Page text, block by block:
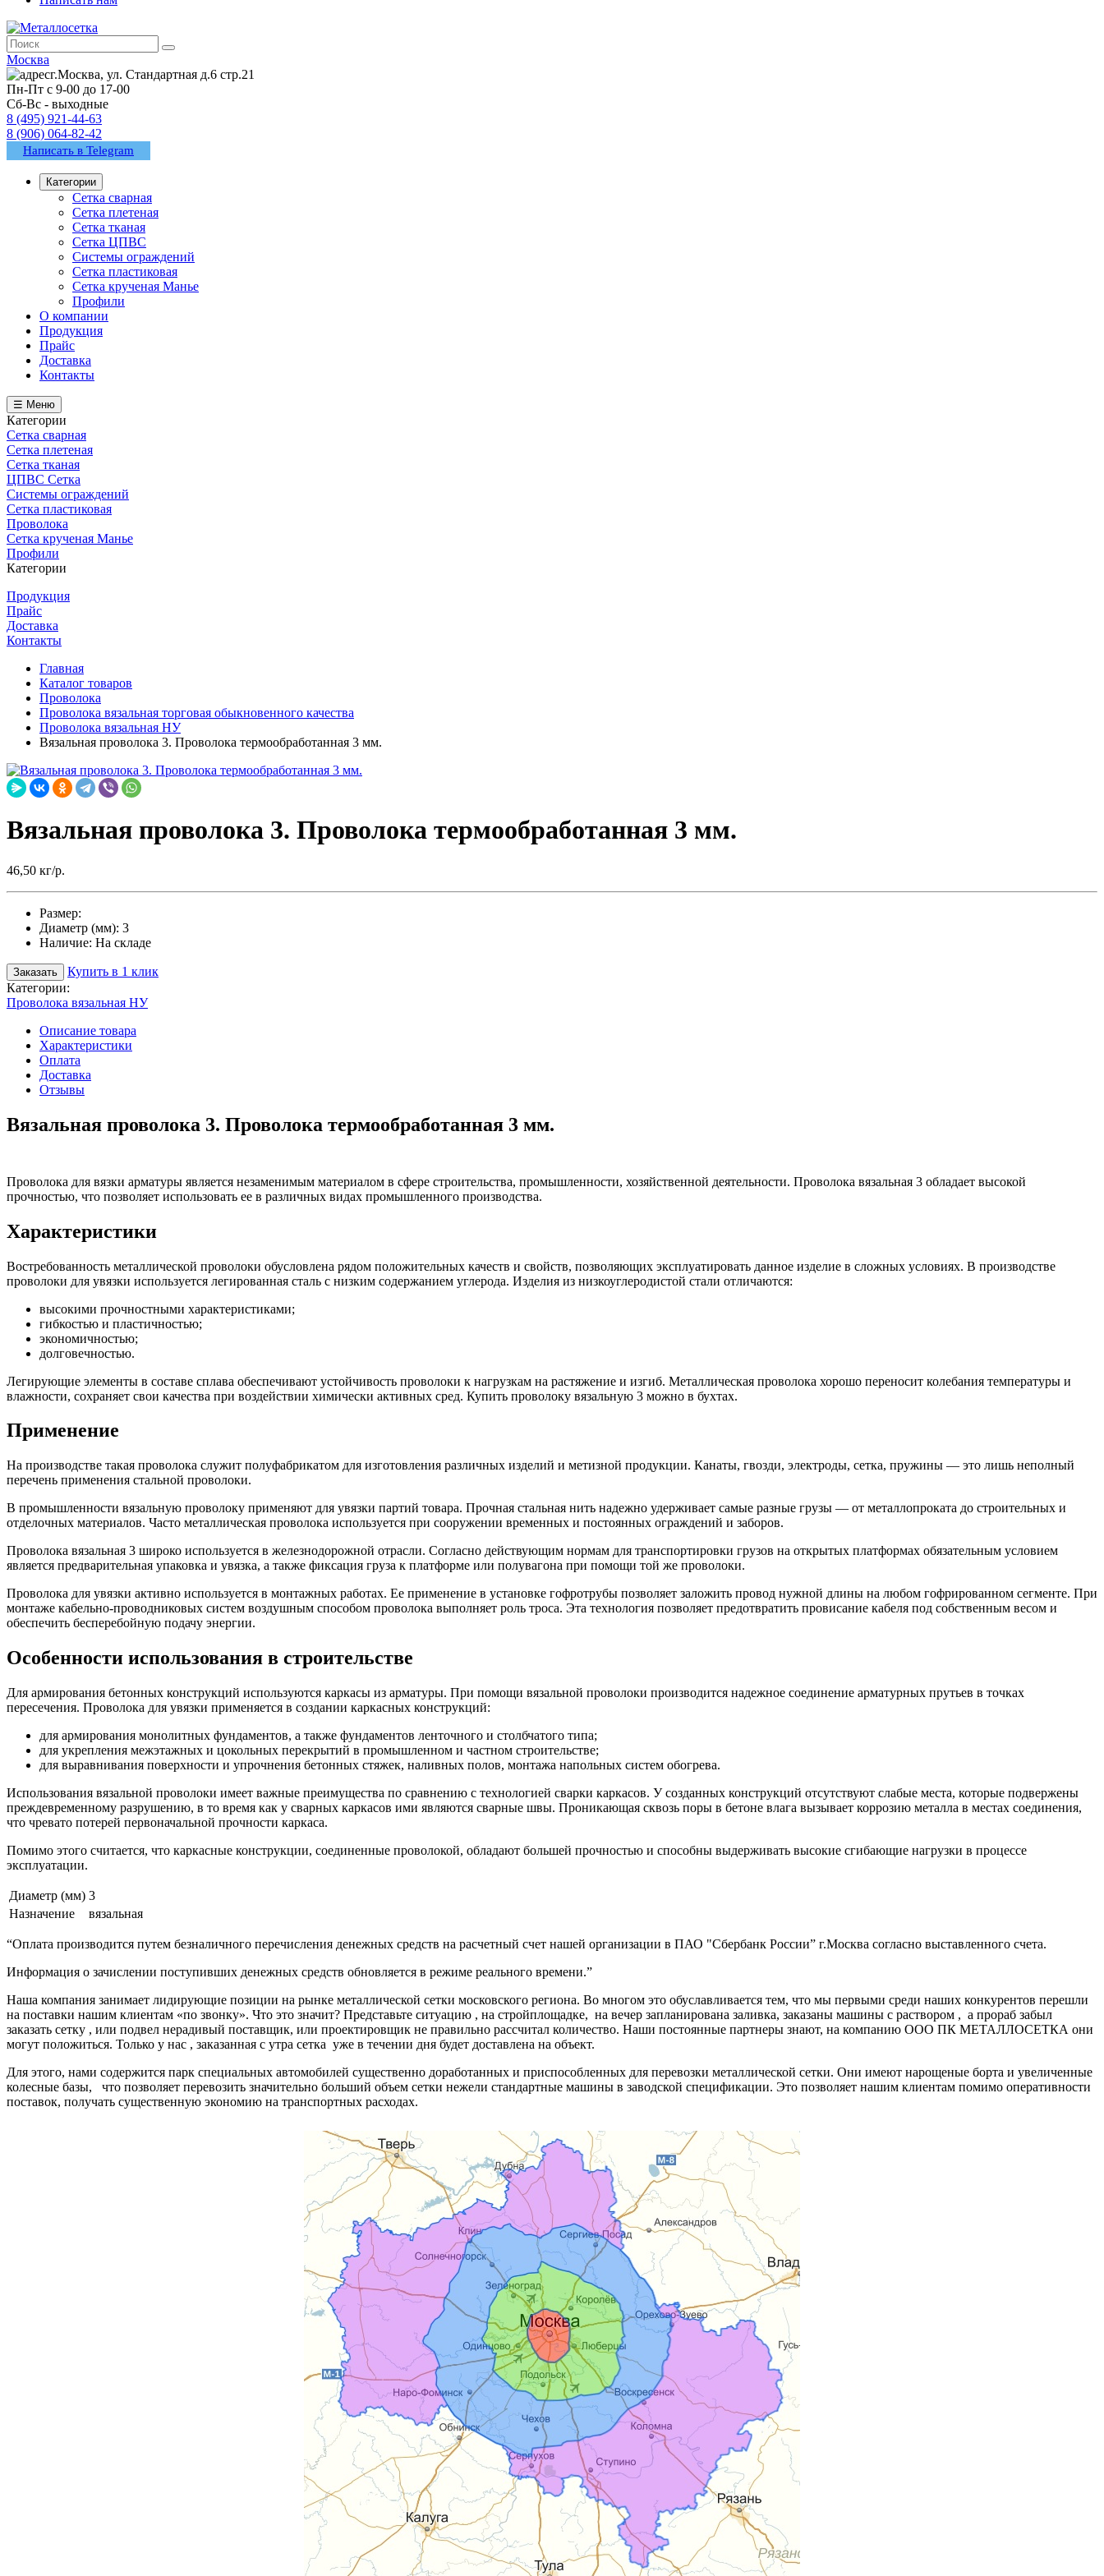
Москва
г.Москва, ул. Стандартная д.6 стр.21
Пн-Пт с 9-00 до 17-00
Сб-Вс - выходные
8 (495) 921-44-63
8 (906) 064-82-42
Написать в Telegram
Категории
Сетка сварная
Сетка плетеная
Сетка тканая
Сетка ЦПВС
Системы ограждений
Сетка пластиковая
Сетка крученая Манье
Профили
О компании
Продукция
Прайс
Доставка
Контакты
☰ Меню
Категории
Сетка сварная
Сетка плетеная
Сетка тканая
ЦПВС Сетка
Системы ограждений
Сетка пластиковая
Проволока
Сетка крученая Манье
Профили
Категории
Продукция
Прайс
Доставка
Контакты
Главная
Каталог товаров
Проволока
Проволока вязальная торговая обыкновенного качества
Проволока вязальная НУ
Вязальная проволока 3. Проволока термообработанная 3 мм.
Вязальная проволока 3. Проволока термообработанная 3 мм.
46,50 кг/р.
Размер:
Диаметр (мм): 3
Наличие: На складе
Заказать
Купить в 1 клик
Категории:
Проволока вязальная НУ
Описание товара
Характеристики
Оплата
Доставка
Отзывы
Вязальная проволока 3. Проволока термообработанная 3 мм.
Проволока для вязки арматуры является незаменимым материалом в сфере строительства, промышленности, хозяйственной деятельности. Проволока вязальная 3 обладает высокой
прочностью, что позволяет использовать ее в различных видах промышленного производства.
Характеристики
Востребованность металлической проволоки обусловлена рядом положительных качеств и свойств, позволяющих эксплуатировать данное изделие в сложных условиях. В производстве
проволоки для увязки используется легированная сталь с низким содержанием углерода. Изделия из низкоуглеродистой стали отличаются:
высокими прочностными характеристиками;
гибкостью и пластичностью;
экономичностью;
долговечностью.
Легирующие элементы в составе сплава обеспечивают устойчивость проволоки к нагрузкам на растяжение и изгиб. Металлическая проволока хорошо переносит колебания температуры и
влажности, сохраняет свои качества при воздействии химически активных сред. Купить проволоку вязальную 3 можно в бухтах.
Применение
На производстве такая проволока служит полуфабрикатом для изготовления различных изделий и метизной продукции. Канаты, гвозди, электроды, сетка, пружины — это лишь неполный
перечень применения стальной проволоки.
В промышленности вязальную проволоку применяют для увязки партий товара. Прочная стальная нить надежно удерживает самые разные грузы — от металлопроката до строительных и
отделочных материалов. Часто металлическая проволока используется при сооружении временных и постоянных ограждений и заборов.
Проволока вязальная 3 широко используется в железнодорожной отрасли. Согласно действующим нормам для транспортировки грузов на открытых платформах обязательным условием
является предварительная упаковка и увязка, а также фиксация груза к платформе или полувагона при помощи той же проволоки.
Проволока для увязки активно используется в монтажных работах. Ее применение в установке гофротрубы позволяет заложить провод нужной длины на любом гофрированном сегменте. При
монтаже кабельно-проводниковых систем воздушным способом проволока выполняет роль троса. Эта технология позволяет предотвратить провисание кабеля под собственным весом и
обеспечить бесперебойную подачу энергии.
Особенности использования в строительстве
Для армирования бетонных конструкций используются каркасы из арматуры. При помощи вязальной проволоки производится надежное соединение арматурных прутьев в точках
пересечения. Проволока для увязки применяется в создании каркасных конструкций:
для армирования монолитных фундаментов, а также фундаментов ленточного и столбчатого типа;
для укрепления межэтажных и цокольных перекрытий в промышленном и частном строительстве;
для выравнивания поверхности и упрочнения бетонных стяжек, наливных полов, монтажа напольных систем обогрева.
Использования вязальной проволоки имеет важные преимущества по сравнению с технологией сварки каркасов. У созданных конструкций отсутствуют слабые места, которые подвержены
преждевременному разрушению, в то время как у сварных каркасов ими являются сварные швы. Проникающая сквозь поры в бетоне влага вызывает коррозию металла в местах соединения,
что чревато потерей первоначальной прочности каркаса.
Помимо этого считается, что каркасные конструкции, соединенные проволокой, обладают большей прочностью и способны выдерживать высокие сгибающие нагрузки в процессе
эксплуатации.
Диаметр (мм) 3
Назначение
вязальная
“Оплата производится путем безналичного перечисления денежных средств на расчетный счет нашей организации в ПАО "Сбербанк России” г.Москва согласно выставленного счета.
Информация о зачислении поступивших денежных средств обновляется в режиме реального времени.”
Наша компания занимает лидирующие позиции на рынке металлической сетки московского региона. Во многом это обуславливается тем, что мы первыми среди наших конкурентов перешли
на поставки нашим клиентам «по звонку». Что это значит? Представьте ситуацию , на стройплощадке, на вечер запланирована заливка, заказаны машины с раствором , а прораб забыл
заказать сетку , или подвел нерадивый поставщик, или проектировщик не правильно рассчитал количество. Наши постоянные партнеры знают, на компанию ООО ПК МЕТАЛЛОСЕТКА они
могут положиться. Только у нас , заказанная с утра сетка уже в течении дня будет доставлена на объект.
Для этого, нами содержится парк специальных автомобилей существенно доработанных и приспособленных для перевозки металлической сетки. Они имеют нарощеные борта и увеличенные
колесные базы, что позволяет перевозить значительно больший объем сетки нежели стандартные машины в заводской спецификации. Это позволяет нашим клиентам помимо оперативности
поставок, получать существенную экономию на транспортных расходах.